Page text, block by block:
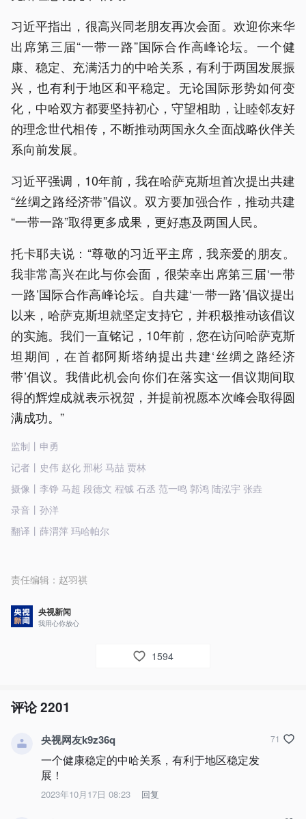
习近平指出，很高兴同老朋友再次会面。欢迎你来华
出席第三届“一带一路”国际合作高峰论坛。一个健
康、稳定、充满活力的中哈关系，有利于两国发展振
兴，也有利于地区和平稳定。无论国际形势如何变
化，中哈双方都要坚持初心，守望相助，让睦邻友好
的理念世代相传，不断推动两国永久全面战略伙伴关
系向前发展。
习近平强调，10年前，我在哈萨克斯坦首次提出共建
“丝绸之路经济带”倡议。双方要加强合作，推动共建
“一带一路”取得更多成果，更好惠及两国人民。
托卡耶夫说：“尊敬的习近平主席，我亲爱的朋友。
我非常高兴在此与你会面，很荣幸出席第三届‘一带
一路’国际合作高峰论坛。自共建‘一带一路’倡议提出
以来，哈萨克斯坦就坚定支持它，并积极推动该倡议
的实施。我们一直铭记，10年前，您在访问哈萨克斯
坦期间，在首都阿斯塔纳提出共建‘丝绸之路经济
带’倡议。我借此机会向你们在落实这一倡议期间取
得的辉煌成就表示祝贺，并提前祝愿本次峰会取得圆
满成功。”
监制丨申勇
记者丨史伟 赵化 邢彬 马喆 贾林
摄像丨李铮 马超 段德文 程铖 石丞 范一鸣 郭鸿 陆泓宇 张垚
录音丨孙洋
翻译丨薛渭萍 玛哈帕尔
责任编辑： 赵羽祺
央视新闻
我用心你放心
1594
评论2201
央视网友k9z36q
一个健康稳定的中哈关系，有利于地区稳定发
展！
2023年10月17日 08:23 回复
71